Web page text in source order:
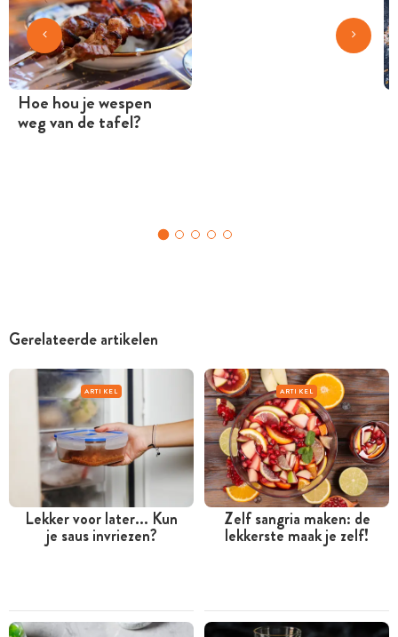
Hoe hou je wespen
weg van de tafel?
Gerelateerde artikelen
ARTIKEL
Lekker voor later... Kun
je saus invriezen?
ARTIKEL
Zelf sangria maken: de
lekkerste maak je zelf!